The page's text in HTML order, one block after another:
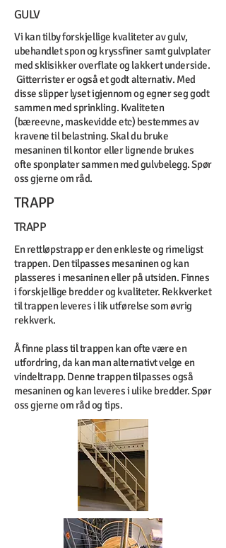
GULV
Vi kan tilby forskjellige kvaliteter av gulv,
ubehandlet spon og kryssfiner samt gulvplater
med sklisikker overflate og lakkert underside.
Gitterrister er også et godt alternativ. Med
disse slipper lyset igjennom og egner seg godt
sammen med sprinkling. Kvaliteten
(bæreevne, maskevidde etc) bestemmes av
kravene til belastning. Skal du bruke
mesaninen til kontor eller lignende brukes
ofte sponplater sammen med gulvbelegg. Spør
oss gjerne om råd.
TRAPP
TRAPP
En rettløpstrapp er den enkleste og rimeligst
trappen. Den tilpasses mesaninen og kan
plasseres i mesaninen eller på utsiden. Finnes
i forskjellige bredder og kvaliteter. Rekkverket
til trappen leveres i lik utførelse som øvrig
rekkverk.
Å finne plass til trappen kan ofte være en
utfordring, da kan man alternativt velge en
vindeltrapp. Denne trappen tilpasses også
mesaninen og kan leveres i ulike bredder. Spør
oss gjerne om råd og tips.